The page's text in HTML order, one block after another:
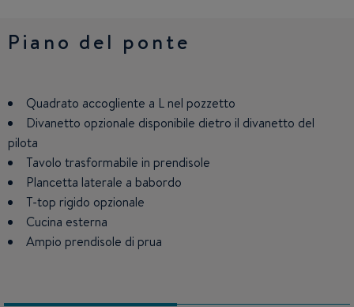
Piano del ponte
Quadrato accogliente a L nel pozzetto
Divanetto opzionale disponibile dietro il divanetto del
pilota
Tavolo trasformabile in prendisole
Plancetta laterale a babordo
T-top rigido opzionale
Cucina esterna
Ampio prendisole di prua
Cabina
Grande quadrato trasformabile in cuccetta per 2 persone
1 cuccetta doppia nella mid-cabine
Locale bagno con WC e doccia
Blocco cucina con lavello, alloggiamenti, frigo e microonde
opzionale
Oblò apribili per avere luminosità e ventilazione